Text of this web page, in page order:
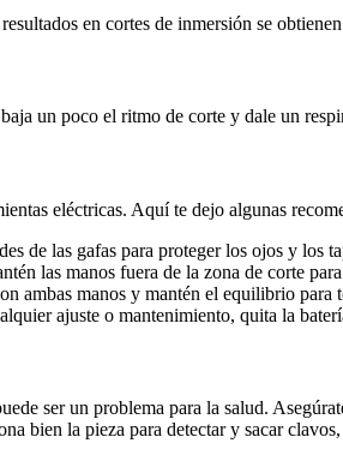
en cortes de inmersión se
un poco el ritmo de corte y dale un
eléctricas. Aquí te dejo algunas
de las gafas para proteger los ojos y los
las manos fuera de la zona de corte
ambas manos y mantén el equilibrio para
ajuste o mantenimiento, quita la
ser un problema para la salud.
bien la pieza para detectar y sacar